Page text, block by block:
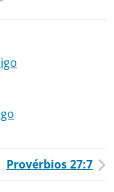
Provérbios 27:7